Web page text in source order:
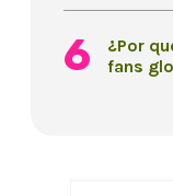
¿Por
fans